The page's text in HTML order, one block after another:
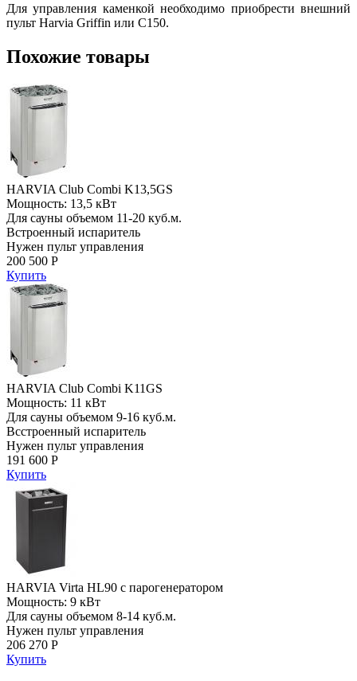
Для управления каменкой необходимо приобрести внешний
пульт Harvia Griffin или C150.
Похожие товары
HARVIA Club Combi K13,5GS
Мощность: 13,5 кВт
Для сауны объемом 11-20 куб.м.
Встроенный испаритель
Нужен пульт управления
200 500 Р
Купить
HARVIA Club Combi K11GS
Мощность: 11 кВт
Для сауны объемом 9-16 куб.м.
Всстроенный испаритель
Нужен пульт управления
191 600 Р
Купить
HARVIA Virta HL90 с парогенератором
Мощность: 9 кВт
Для сауны объемом 8-14 куб.м.
Нужен пульт управления
206 270 Р
Купить